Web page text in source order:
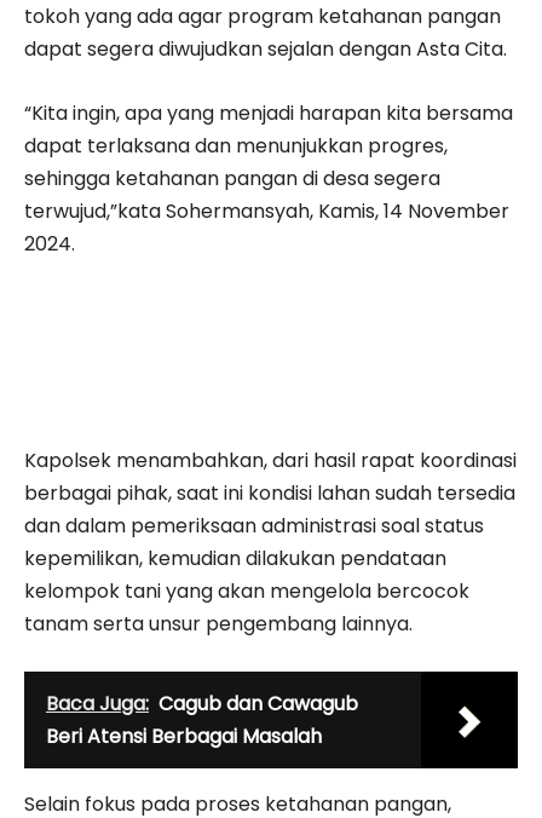
tokoh yang ada agar program ketahanan pangan
dapat segera diwujudkan sejalan dengan Asta Cita.
“Kita ingin, apa yang menjadi harapan kita bersama
dapat terlaksana dan menunjukkan progres,
sehingga ketahanan pangan di desa segera
terwujud,”kata Sohermansyah, Kamis, 14 November
2024.
Kapolsek menambahkan, dari hasil rapat koordinasi
berbagai pihak, saat ini kondisi lahan sudah tersedia
dan dalam pemeriksaan administrasi soal status
kepemilikan, kemudian dilakukan pendataan
kelompok tani yang akan mengelola bercocok
tanam serta unsur pengembang lainnya.
Baca Juga: Cagub dan Cawagub
Beri Atensi Berbagai Masalah
Selain fokus pada proses ketahanan pangan,